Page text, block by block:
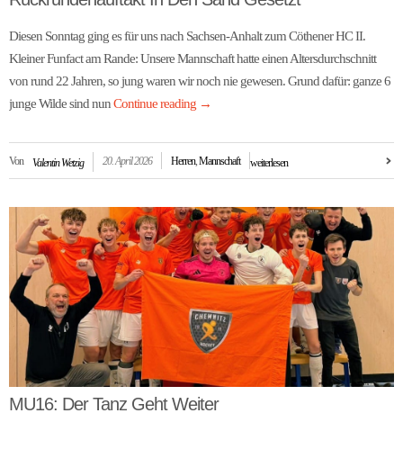
Diesen Sonntag ging es für uns nach Sachsen-Anhalt zum Cöthener HC II.
Kleiner Funfact am Rande: Unsere Mannschaft hatte einen Altersdurchschnitt
von rund 22 Jahren, so jung waren wir noch nie gewesen. Grund dafür: ganze 6
junge Wilde sind nunContinue reading →
Von Valentin Wetzig 20. April 2026 Herren,Mannschaft weiterlesen
MU16: Der Tanz Geht Weiter